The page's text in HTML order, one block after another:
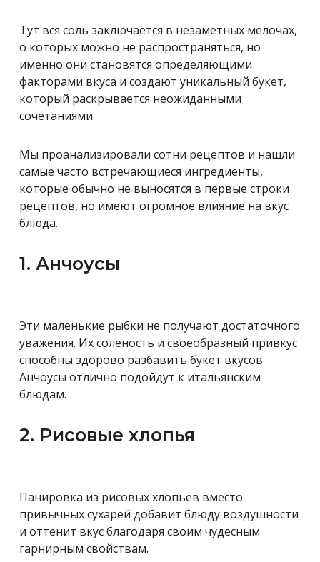
Тут вся соль заключается в незаметных мелочах,
о которых можно не распространяться, но
именно они становятся определяющими
факторами вкуса и создают уникальный букет,
который раcкрывается неожиданными
сочетаниями.
Мы проанализировали сотни рецептов и нашли
самые часто встречающиеся ингредиенты,
которые обычно не выносятся в первые строки
рецептов, но имеют огромное влияние на вкус
блюда.
1. Анчоусы
Эти маленькие рыбки не получают достаточного
уважения. Их соленость и своеобразный привкус
способны здорово разбавить букет вкусов.
Анчоусы отлично подойдут к итальянским
блюдам.
2. Рисовые хлопья
Панировка из рисовых хлопьев вместо
привычных сухарей добавит блюду воздушности
и оттенит вкус благодаря своим чудесным
гарнирным свойствам.